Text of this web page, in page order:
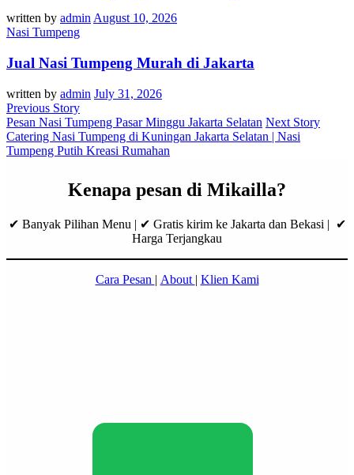
written by adminAugust 10, 2026
Nasi Tumpeng
Jual Nasi Tumpeng Murah di Jakarta
written by admin July 31, 2026
Previous Story
Pesan Nasi Tumpeng Pasar Minggu Jakarta Selatan Next Story
Catering Nasi Tumpeng di Kuningan Jakarta Selatan | Nasi
Tumpeng Putih Kreasi Rumahan
Kenapa pesan di Mikailla?
✔ Banyak Pilihan Menu | ✔ Gratis kirim ke Jakarta dan Bekasi | ✔
Harga Terjangkau
Cara Pesan | About | Klien Kami